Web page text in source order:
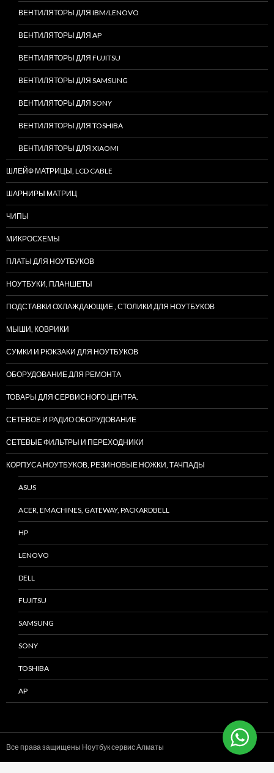
ВЕНТИЛЯТОРЫ ДЛЯ IBM/LENOVO
ВЕНТИЛЯТОРЫ ДЛЯ AP
ВЕНТИЛЯТОРЫ ДЛЯ FUJITSU
ВЕНТИЛЯТОРЫ ДЛЯ SAMSUNG
ВЕНТИЛЯТОРЫ ДЛЯ SONY
ВЕНТИЛЯТОРЫ ДЛЯ TOSHIBA
ВЕНТИЛЯТОРЫ ДЛЯ XIAOMI
ШЛЕЙФ МАТРИЦЫ, LCD CABLE
ШАРНИРЫ МАТРИЦ
ЧИПЫ
МИКРОСХЕМЫ
ПЛАТЫ ДЛЯ НОУТБУКОВ
НОУТБУКИ, ПЛАНШЕТЫ
ПОДСТАВКИ ОХЛАЖДАЮЩИЕ , СТОЛИКИ ДЛЯ НОУТБУКОВ
МЫШИ, КОВРИКИ
СУМКИ И РЮКЗАКИ ДЛЯ НОУТБУКОВ
ОБОРУДОВАНИЕ ДЛЯ РЕМОНТА
ТОВАРЫ ДЛЯ СЕРВИСНОГО ЦЕНТРА.
СЕТЕВОЕ И РАДИО ОБОРУДОВАНИЕ
СЕТЕВЫЕ ФИЛЬТРЫ И ПЕРЕХОДНИКИ
КОРПУСА НОУТБУКОВ, РЕЗИНОВЫЕ НОЖКИ, ТАЧПАДЫ
ASUS
ACER, EMACHINES, GATEWAY, PACKARDBELL
HP
LENOVO
DELL
FUJITSU
SAMSUNG
SONY
TOSHIBA
AP
Все права защищены Ноутбук сервисАлматы